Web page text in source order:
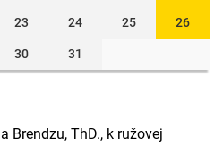
23 24 25 26
30 31
Brendzu, ThD., k ružovej